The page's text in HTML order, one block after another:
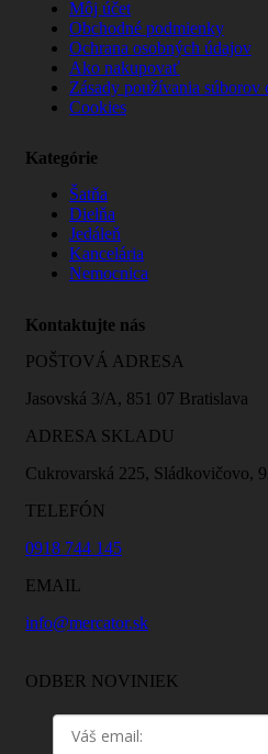
Môj účet
Obchodné podmienky
Ochrana osobných údajov
Ako nakupovať
Zásady používania súborov
Cookies
Kategórie
Šatňa
Dielňa
Jedáleň
Kancelária
Nemocnica
Kontaktujte nás
POŠTOVÁ ADRESA
Jasovská 3/A, 851 07 Bratislava
ADRESA SKLADU
Cukrovarská 225, Sládkovičovo,
TELEFÓN
0918 744 145
EMAIL
info@mercator.sk
ODBER NOVINIEK